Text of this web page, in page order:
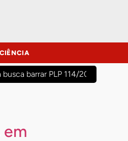
busca barrar PLP 114/2026 para